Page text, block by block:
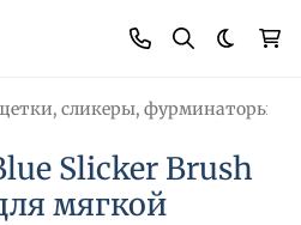
сликеры, фурминаторы,
Slicker Brush
мягкой